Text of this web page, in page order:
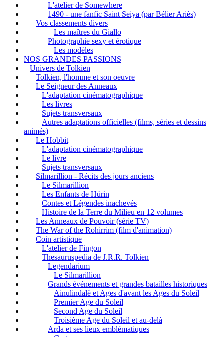
L'atelier de Somewhere
1490 - une fanfic Saint Seiya (par Bélier Ariès)
Vos classements divers
Les maîtres du Giallo
Photographie sexy et érotique
Les modèles
NOS GRANDES PASSIONS
Univers de Tolkien
Tolkien, l'homme et son oeuvre
Le Seigneur des Anneaux
L'adaptation cinématographique
Les livres
Sujets transversaux
Autres adaptations officielles (films, séries et dessins
animés)
Le Hobbit
L'adaptation cinématographique
Le livre
Sujets transversaux
Silmarillion - Récits des jours anciens
Le Silmarillion
Les Enfants de Húrin
Contes et Légendes inachevés
Histoire de la Terre du Milieu en 12 volumes
Les Anneaux de Pouvoir (série TV)
The War of the Rohirrim (film d'animation)
Coin artistique
L'atelier de Fingon
Thesauruspedia de J.R.R. Tolkien
Legendarium
Le Silmarillion
Grands événements et grandes batailles historiques
Ainulindalë et Ages d'avant les Ages du Soleil
Premier Age du Soleil
Second Age du Soleil
Troisième Age du Soleil et au-delà
Arda et ses lieux emblématiques